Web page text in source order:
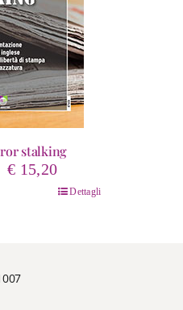
stalking
Il
€ 15,20Il
prezzo
Dettagli